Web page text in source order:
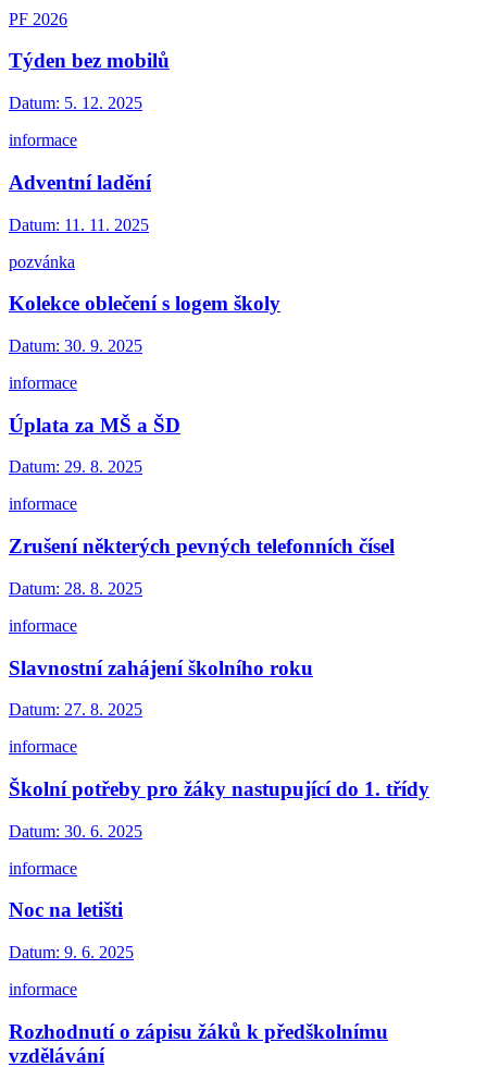
PF 2026
Týden bez mobilů
Datum: 5. 12. 2025
informace
Adventní ladění
Datum: 11. 11. 2025
pozvánka
Kolekce oblečení s logem školy
Datum: 30. 9. 2025
informace
Úplata za MŠ a ŠD
Datum: 29. 8. 2025
informace
Zrušení některých pevných telefonních čísel
Datum: 28. 8. 2025
informace
Slavnostní zahájení školního roku
Datum: 27. 8. 2025
informace
Školní potřeby pro žáky nastupující do 1. třídy
Datum: 30. 6. 2025
informace
Noc na letišti
Datum: 9. 6. 2025
informace
Rozhodnutí o zápisu žáků k předškolnímu
vzdělávání